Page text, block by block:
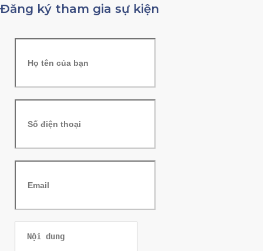
Đăng ký tham gia sự kiện